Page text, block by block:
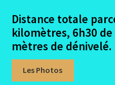
Distance totale
kilomètres, 6h30
mètres de dénivelé.
Les Photos